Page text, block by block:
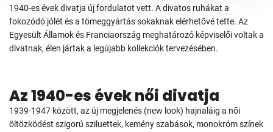
1940-es évek divatja új fordulatot vett. A divatos ruhákat a
fokozódó jólét és a tömeggyártás sokaknak elérhetővé tette. Az
Egyesült Államok és Franciaország meghatározó képviselői voltak a
divatnak, élen jártak a legújabb kollekciók tervezésében.
Az 1940-es évek női divatja
1939-1947 között, az új megjelenés (new look) hajnaláig a női
öltözködést szigorú sziluettek, kemény szabások, monokróm színek